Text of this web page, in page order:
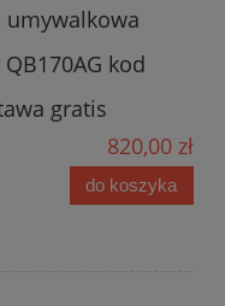
umywalkowa
kod
gratis
820,00 zł
do koszyka